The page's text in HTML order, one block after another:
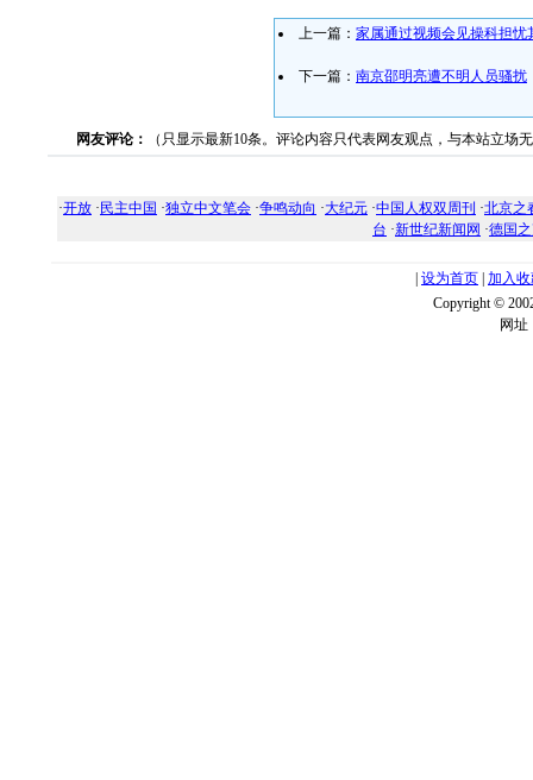
上一篇： 家属通过视频会见操科担忧
下一篇： 南京邵明亮遭不明人员骚扰
网友评论： （只显示最新10条。评论内容只代表网友观点，与本站立场
·开放 · 民主中国 ·独立中文笔会 ·争鸣动向 ·大纪元 ·中国人权双周刊 ·北京之
台 ·新世纪新闻网 ·德国
设为首页 加入
Copyright ©
网址